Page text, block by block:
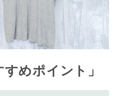
めポイント」